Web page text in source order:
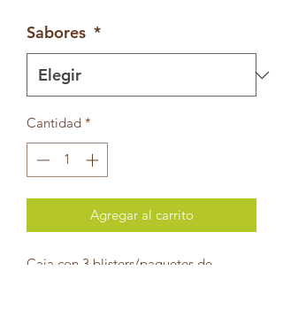
Sabores *
Cantidad *
Agregar al carrito
Caja con 3 blisters/paquetes de